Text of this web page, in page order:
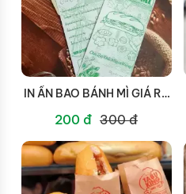
IN ẤN BAO BÁNH MÌ GIÁ RẺ
200 đ 300 đ